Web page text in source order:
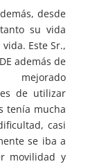
desde
su vida
Este Sr.,
además de
de utilizar
tenía mucha
casi
se iba a
movilidad y